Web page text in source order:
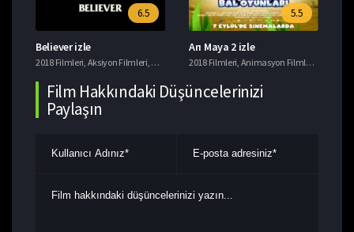
, Tavsiye Filmler
6.5
Believer izle
2018 Filmleri Aksiyon Filmleri Gerilim Filmleri,Suç Filmleri
5.5
Arı Maya 2 izle
2018 Filmleri Animasyon Filmleri
Film Hakkındaki Düşüncelerinizi
Paylaşın